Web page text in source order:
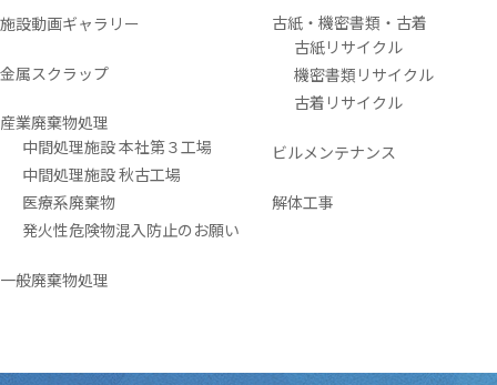
施設動画ギャラリー
金属スクラップ
産業廃棄物処理
中間処理施設 本社第３工場
中間処理施設 秋古工場
医療系廃棄物
発火性危険物混入防止のお願い
一般廃棄物処理
古紙・機密書類・古着
古紙リサイクル
機密書類リサイクル
古着リサイクル
ビルメンテナンス
解体工事